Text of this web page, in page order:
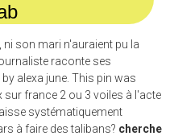
son mari n'auraient pu la
raconte ses
alexa june. This pin was
sur france 2 ou 3 voiles à l'acte
systématiquement
à faire des talibans? cherche